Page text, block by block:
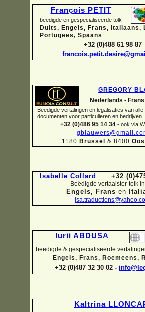
François PETIT
beëdigde en gespecialiseerde tolk
Duits, Engels, Frans, Italiaans,
Portugees, Spaans
+32 (0)488 61 98 87
GREGORY
Nederlands -Frans
Beëdigde vertalingen en legalisaties van alle
documenten voor particulieren en bedrijven
+32 (0)486 95 14 34 - ook via
1180 Brussel & 8400
Isabelle Collard +32
Beëdigde vertaalster-tolk
Engels, Frans en
Iurii ABDUSA
beëdigde & gespecialiseerde
Engels, Frans, Roemeens,
+32 (0)487 32 30 02 -
Kaltrina